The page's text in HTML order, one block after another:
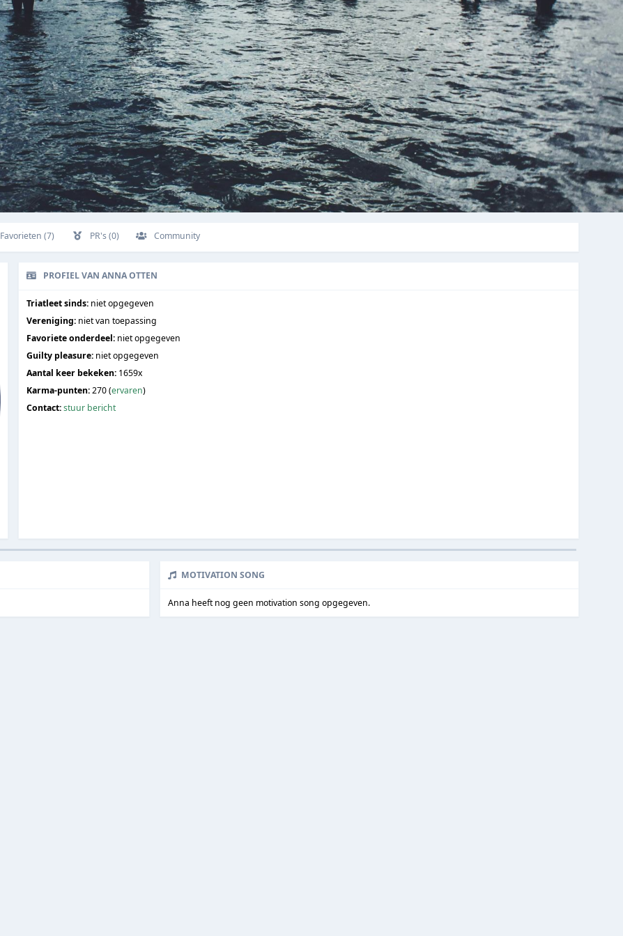
Favorieten (7) PR's (0) Community
PROFIEL VAN ANNA OTTEN
Triatleet sinds:niet opgegeven
Vereniging:niet van toepassing
Favoriete onderdeel:niet opgegeven
Guilty pleasure:niet opgegeven
Aantal keer bekeken:1659x
Karma-punten:270 (ervaren)
Contact:stuur bericht
MOTIVATION SONG
Anna heeft nog geen motivation song opgegeven.